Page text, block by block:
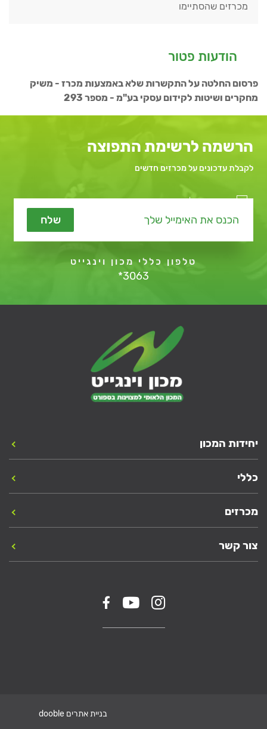
מכרזים שהסתיימו
הודעות פטור
פרסום החלטה על התקשרות שלא באמצעות מכרז - משיק
מחקרים ושיטות לקידום עסקי בע"מ - מספר 293
הרשמה לרשימת התפוצה
לקבלת עדכונים על מכרזים חדשים
שלח
מאשר קבלת תכנים שיווקיים
טלפון כללי מכון וינגייט
*3063
יחידות המכון
כללי
מכרזים
צור קשר
בניית אתרים dooble